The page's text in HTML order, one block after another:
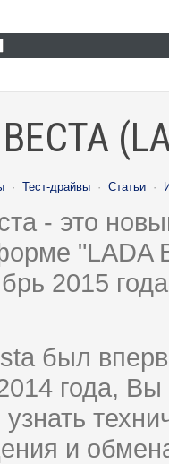
· Тест-драйвы · Статьи ·
- это
"LADA
2015
был
года,
узнать
и